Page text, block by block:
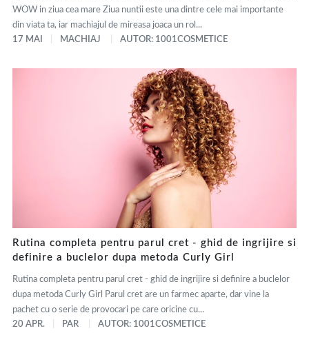
WOW in ziua cea mare Ziua nuntii este una dintre cele mai importante
din viata ta, iar machiajul de mireasa joaca un rol...
17 MAI
MACHIAJ AUTOR: 1001COSMETICE
Rutina completa pentru parul cret - ghid de ingrijire si
definire a buclelor dupa metoda Curly Girl
Rutina completa pentru parul cret - ghid de ingrijire si definire a buclelor
dupa metoda Curly Girl Parul cret are un farmec aparte, dar vine la
pachet cu o serie de provocari pe care oricine cu...
20 APR.
PAR AUTOR: 1001COSMETICE